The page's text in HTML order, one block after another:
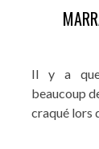
Il y a
beaucoup
craqué lors